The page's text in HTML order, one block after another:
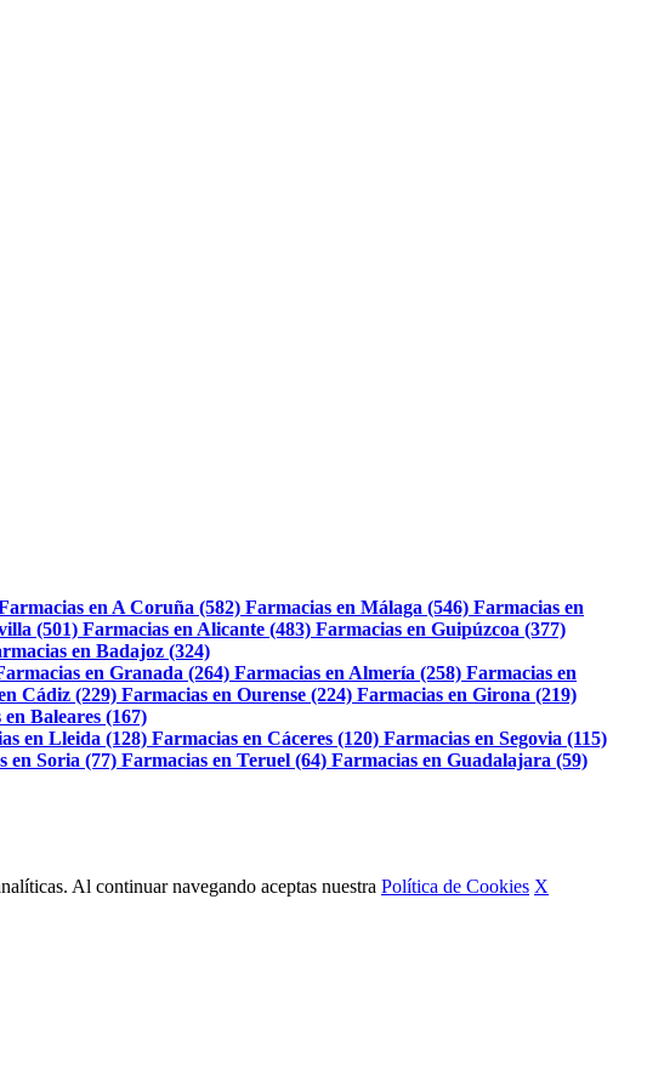
en A Coruña (582) Farmacias en Málaga (546) Farmacias en
(501) Farmacias en Alicante (483) Farmacias en Guipúzcoa (377)
en Badajoz (324)
en Granada (264) Farmacias en Almería (258) Farmacias en
Cádiz (229) Farmacias en Ourense (224) Farmacias en Girona (219)
Baleares (167)
en Lleida (128) Farmacias en Cáceres (120) Farmacias en Segovia (115)
en Soria (77) Farmacias en Teruel (64) Farmacias en Guadalajara (59)
Al continuar navegando aceptas nuestra Política de Cookies X